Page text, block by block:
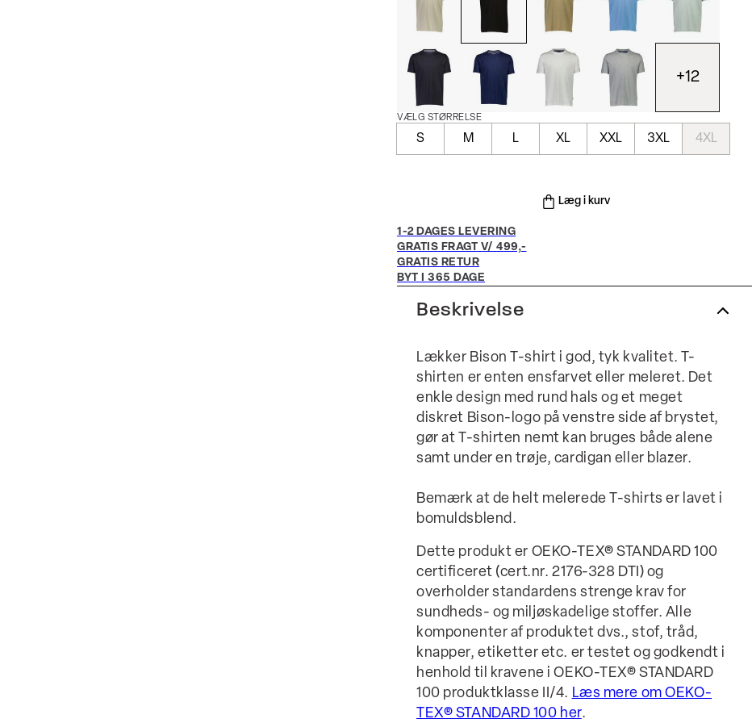
+12
VÆLG STØRRELSE
S M L XL XXL 3XL 4XL
Læg i kurv
1-2 DAGES LEVERING
GRATIS FRAGT V/ 499,-
GRATIS RETUR
BYT I 365 DAGE
Beskrivelse
Lækker Bison T-shirt i god, tyk kvalitet. T-
shirten er enten ensfarvet eller meleret. Det
enkle design med rund hals og et meget
diskret Bison-logo på venstre side af brystet,
gør at T-shirten nemt kan bruges både alene
samt under en trøje, cardigan eller blazer.
Bemærk at de helt melerede T-shirts er lavet i
bomuldsblend.
Dette produkt er OEKO-TEX® STANDARD 100
certificeret (cert.nr. 2176-328 DTI) og
overholder standardens strenge krav for
sundheds- og miljøskadelige stoffer. Alle
komponenter af produktet dvs., stof, tråd,
knapper, etiketter etc. er testet og godkendt i
henhold til kravene i OEKO-TEX® STANDARD
100 produktklasse II/4. Læs mere om OEKO-
TEX® STANDARD 100 her.